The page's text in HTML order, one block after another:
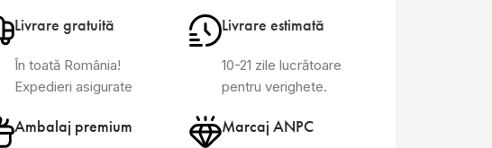
Livrare gratuită
În toată România!
Expedieri asigurate
Livrare estimată
10-21 zile lucrătoare
pentru verighete.
Ambalaj premium Marcaj ANPC